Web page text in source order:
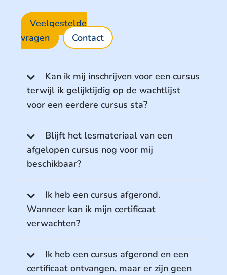
Veelgestelde
vragen
Contact
Kan ik mij inschrijven voor een cursus
terwijl ik gelijktijdig op de wachtlijst
voor een eerdere cursus sta?
Blijft het lesmateriaal van een
afgelopen cursus nog voor mij
beschikbaar?
Ik heb een cursus afgerond.
Wanneer kan ik mijn certificaat
verwachten?
Ik heb een cursus afgerond en een
certificaat ontvangen, maar er zijn geen